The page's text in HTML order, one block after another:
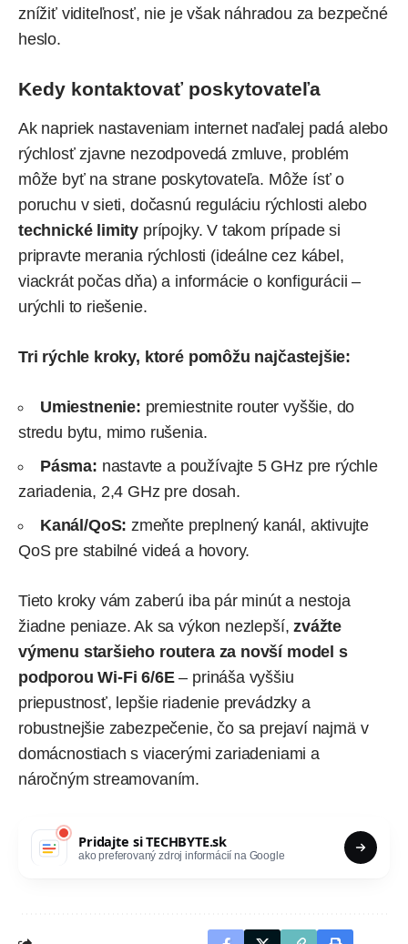
znížiť viditeľnosť, nie je však náhradou za bezpečné
heslo.
Kedy kontaktovať poskytovateľa
Ak napriek nastaveniam internet naďalej padá alebo
rýchlosť zjavne nezodpovedá zmluve, problém
môže byť na strane poskytovateľa. Môže ísť o
poruchu v sieti, dočasnú reguláciu rýchlosti alebo
technické limity prípojky. V takom prípade si
pripravte merania rýchlosti (ideálne cez kábel,
viackrát počas dňa) a informácie o konfigurácii –
urýchli to riešenie.
Tri rýchle kroky, ktoré pomôžu najčastejšie:
Umiestnenie: premiestnite router vyššie, do
stredu bytu, mimo rušenia.
Pásma: nastavte a používajte 5 GHz pre rýchle
zariadenia, 2,4 GHz pre dosah.
Kanál/QoS: zmeňte preplnený kanál, aktivujte
QoS pre stabilné videá a hovory.
Tieto kroky vám zaberú iba pár minút a nestoja
žiadne peniaze. Ak sa výkon nezlepší,zvážte
výmenu staršieho routera za novší model s
podporou Wi‑Fi 6/6E– prináša vyššiu
priepustnosť, lepšie riadenie prevádzky a
robustnejšie zabezpečenie, čo sa prejaví najmä v
domácnostiach s viacerými zariadeniami a
náročným streamovaním.
Pridajte siTECHBYTE.sk
ako preferovaný zdroj informácií na Google